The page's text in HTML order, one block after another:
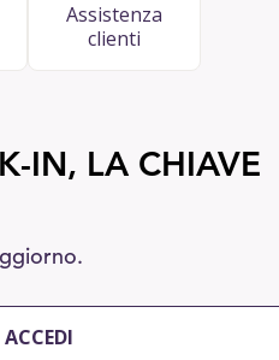
Assistenza
clienti
IN, LA CHIAVE
ACCEDI